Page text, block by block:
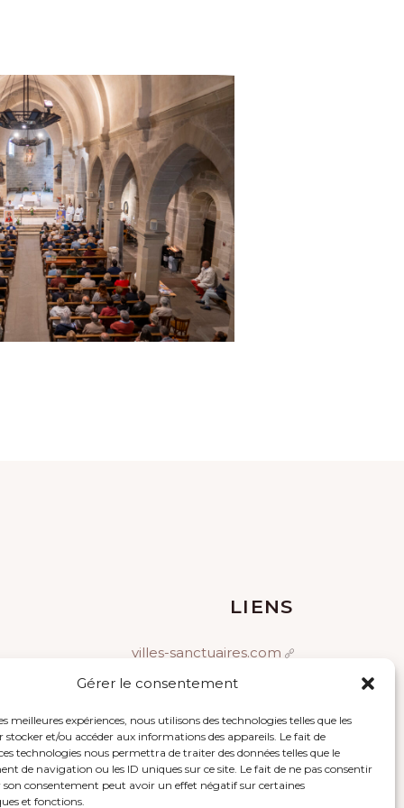
Gérer le consentement
meilleures expériences, nous utilisons des technologies telles que les
stocker et/ou accéder aux informations des appareils. Le fait de
technologies nous permettra de traiter des données telles que le
de navigation ou les ID uniques sur ce site. Le fait de ne pas consentir
son consentement peut avoir un effet négatif sur certaines
et fonctions.
LIENS
villes-sanctuaires.com
franciscains.fr
brive-tourisme.com